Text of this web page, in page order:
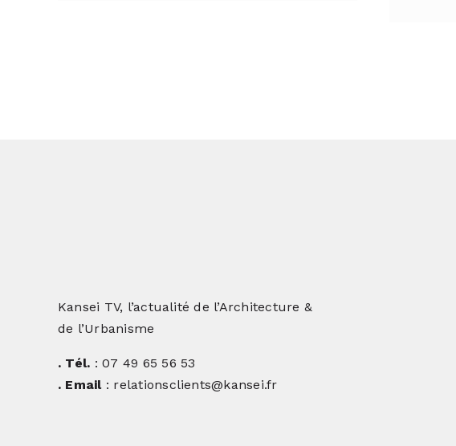
Kansei TV, l’actualité de l’Architecture &
de l’Urbanisme
. Tél. : 07 49 65 56 53
. Email: relationsclients@kansei.fr